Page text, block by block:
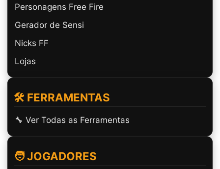
Personagens Free Fire
Gerador de Sensi
Nicks FF
Lojas
🛠️ FERRAMENTAS
🔧 Ver Todas as Ferramentas
🧑 JOGADORES